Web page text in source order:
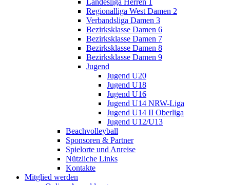
Regionalliga West Damen 2
Verbandsliga Damen 3
Bezirksklasse Damen 6
Bezirksklasse Damen 7
Bezirksklasse Damen 8
Bezirksklasse Damen 9
Jugend
Jugend U20
Jugend U18
Jugend U16
Jugend U14 NRW-Liga
Jugend U14 II Oberliga
Jugend U12/U13
Beachvolleyball
Sponsoren & Partner
Spielorte und Anreise
Nützliche Links
Kontakte
Mitglied werden